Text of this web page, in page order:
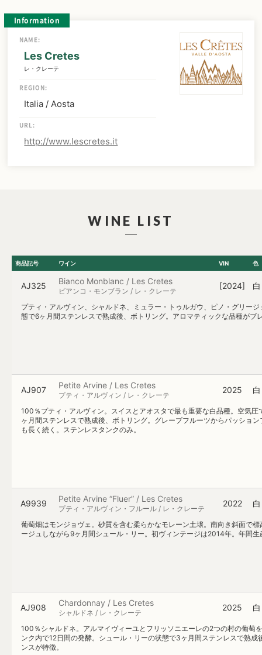
Information
NAME:
Les Cretes
レ・クレーテ
REGION:
Italia / Aosta
URL:
http://www.lescretes.it
WINE LIST
商品記号 ワイン VIN 色
AJ325 Bianco Monblanc / Les Cretes
ビアンコ・モンブラン / レ・クレーテ
[2024] 白
プティ・アルヴィン、シャルドネ、ミュラー・トゥルガウ、ピノ・グリー
態で6ヶ月間ステンレスで熟成後、ボトリング。アロマティックな品種が
AJ907 Petite Arvine / Les Cretes
プティ・アルヴィン / レ・クレーテ
2025 白
100％プティ・アルヴィン。スイスとアオスタで最も重要な白品種。空気
ヶ月間ステンレスで熟成後、ボトリング。グレープフルーツからパッショ
も長く続く。ステンレスタンクのみ。
A9939 Petite Arvine “Fluer” / Les Cretes
プティ・アルヴィン・フルール / レ・クレーテ
2022 白
葡萄畑はモンジョヴェ。砂質を含む柔らかなモレーン土壌。南向き斜面で
ージュしながら9ヶ月間シュール・リー。初ヴィンテージは2014年。年間
AJ908 Chardonnay / Les Cretes
シャルドネ / レ・クレーテ
2025 白
100％シャルドネ。アルマイヴィーユとフリッソニエーレの2つの村の葡
ンク内で12日間の発酵。シュール・リーの状態で3ヶ月間ステンレスで熟
ンスが特徴。